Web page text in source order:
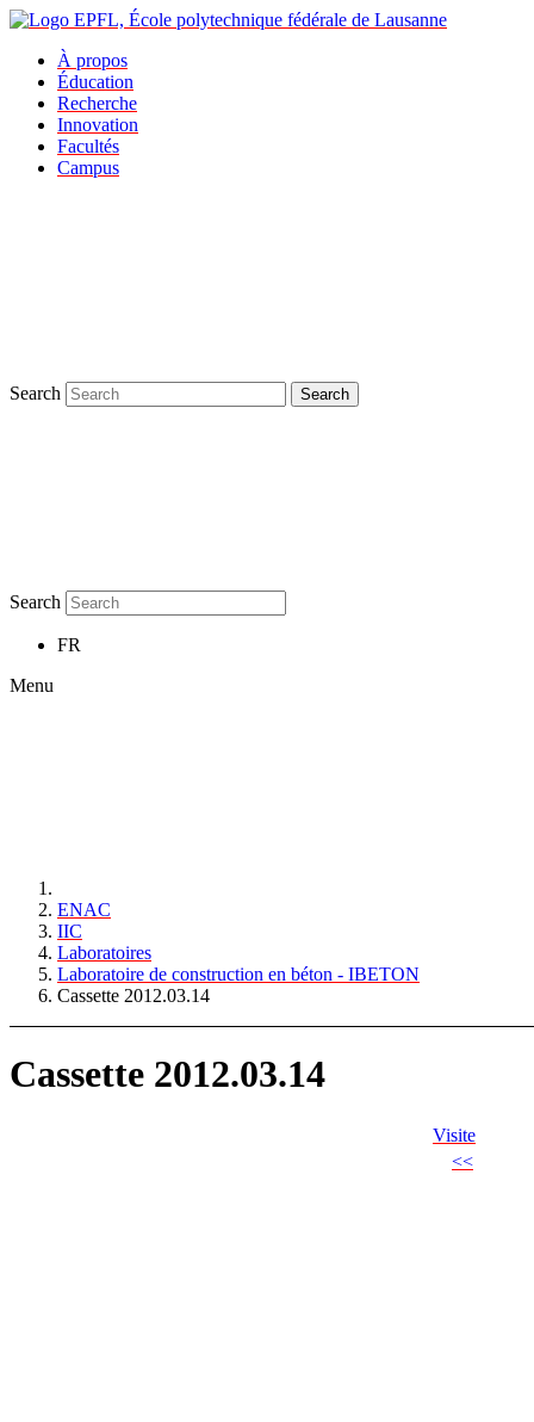
À propos
Éducation
Recherche
Innovation
Facultés
Campus
Search Search
Search
FR
Menu
ENAC
IIC
Laboratoires
Laboratoire de construction en béton - IBETON
Cassette 2012.03.14
Cassette 2012.03.14
Visite
<<